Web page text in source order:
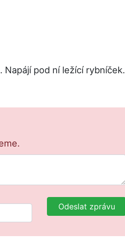
pod ní ležící rybníček.
Odeslat zprávu